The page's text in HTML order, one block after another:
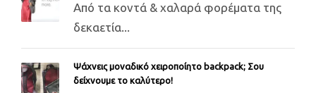
Από τα κοντά & χαλαρά φορέματα της
δεκαετία...
Ψάχνεις μοναδικό χειροποίητο backpack; Σου
δείχνουμε το καλύτερο!